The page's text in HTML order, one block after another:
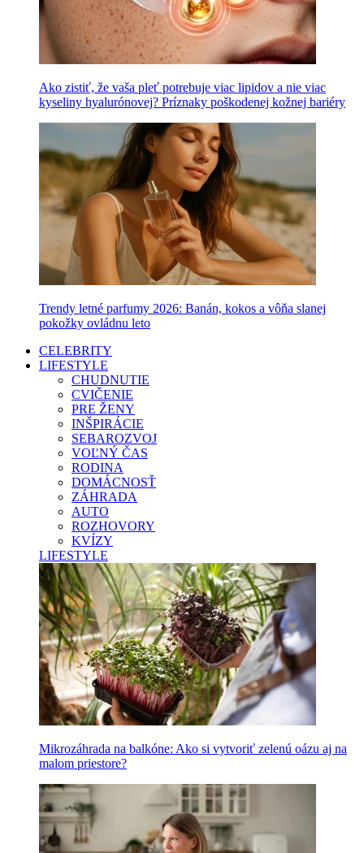
Ako zistiť, že vaša pleť potrebuje viac lipidov a nie viac
kyseliny hyalurónovej? Príznaky poškodenej kožnej bariéry
Trendy letné parfumy 2026: Banán, kokos a vôňa slanej
pokožky ovládnu leto
CELEBRITY
LIFESTYLE
CHUDNUTIE
CVIČENIE
PRE ŽENY
INŠPIRÁCIE
SEBAROZVOJ
VOĽNÝ ČAS
RODINA
DOMÁCNOSŤ
ZÁHRADA
AUTO
ROZHOVORY
KVÍZY
LIFESTYLE
Mikrozáhrada na balkóne: Ako si vytvoriť zelenú oázu aj na
malom priestore?